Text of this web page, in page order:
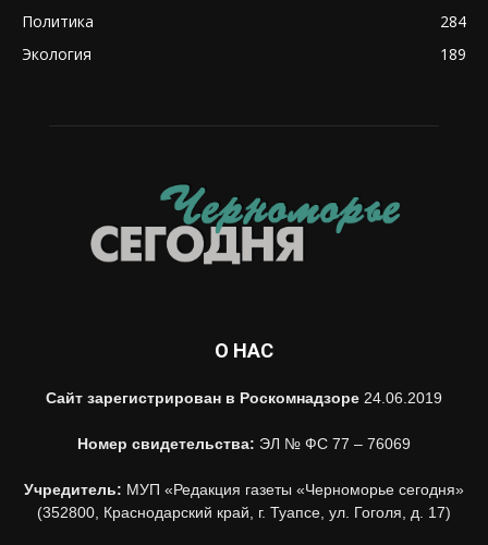
Политика
284
Экология
189
О НАС
Сайт зарегистрирован в Роскомнадзоре 24.06.2019
Номер свидетельства: ЭЛ № ФС 77 – 76069
Учредитель: МУП «Редакция газеты «Черноморье сегодня»
(352800, Краснодарский край, г. Туапсе, ул. Гоголя, д. 17)